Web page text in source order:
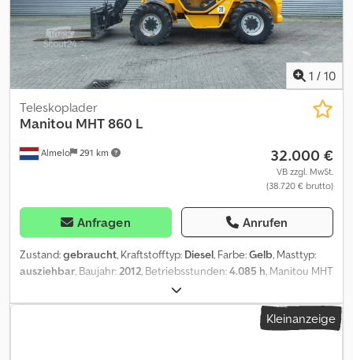
General Terms and Conditions. Our prices are export netto
prices. = Weitere Informationen = Baujahr: 2018 Antrieb: Rad
Leergewicht: 21.350 kg CE-Kennzeichnung: ja Referenznummer:
93 = Firmeninformationen = Für mehr Informationen:
1 / 10
Almelo 291 km
Teleskoplader
Manitou MHT 860 L
32.000 €
VB zzgl. MwSt.
(38.720 € brutto)
Anfragen Anrufen
Zustand:gebraucht, Kraftstofftyp: Diesel, Farbe:Gelb, Masttyp:
ausziehbar, Baujahr:2012, Betriebsstunden:4.085 h, Manitou MHT
860 L. Year: 2012. Hours: 4085. Max weight: 13.000 kg. CE machine.
Max lifting height: 8 meter. Max lift capacity: 6000 kg. 4x4x4. Side
shift. 106 KW perkins engine. 20 KMH. Hydr. adjustable forks. Tyres:
Kleinanzeige